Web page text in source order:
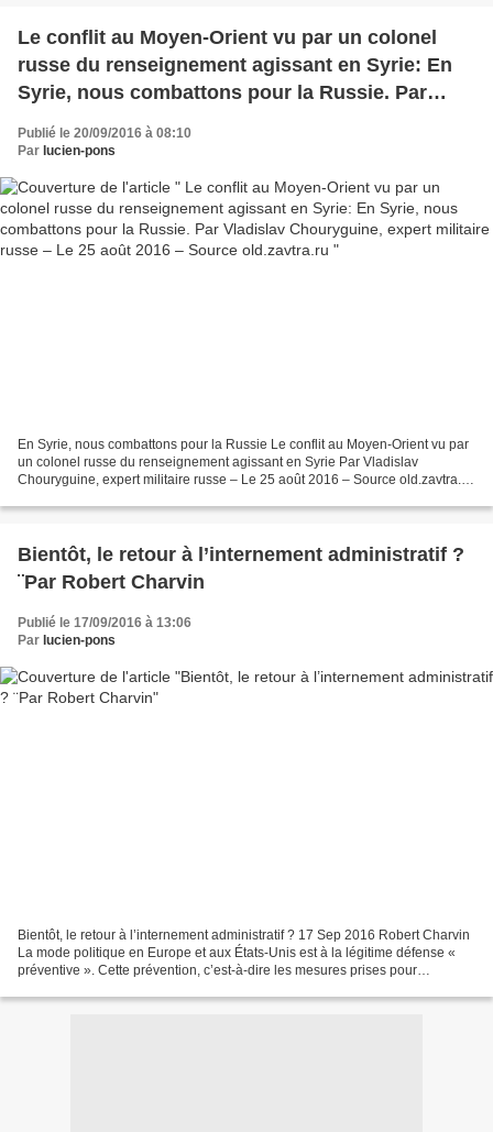
Le conflit au Moyen-Orient vu par un colonel
russe du renseignement agissant en Syrie: En
Syrie, nous combattons pour la Russie. Par
Le 25 août 2016 – Source old.zavtra.ru
Publié le 20/09/2016 à 08:10
Par lucien-pons
En Syrie, nous combattons pour la Russie Le conflit au Moyen-Orient vu par
un colonel russe du renseignement agissant en Syrie Par Vladislav
Chouryguine, expert militaire russe – Le 25 août 2016 – Source old.zavtra.ru
Bientôt, le retour à l’internement administratif ?
¨Par Robert Charvin
Publié le 17/09/2016 à 13:06
Par lucien-pons
Bientôt, le retour à l’internement administratif ? 17 Sep 2016 Robert Charvin
La mode politique en Europe et aux États-Unis est à la légitime défense «
préventive ». Cette prévention, c’est-à-dire les mesures prises pour